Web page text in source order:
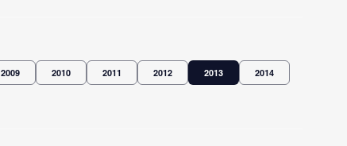
2009 2010 2011 2012 2013 2014